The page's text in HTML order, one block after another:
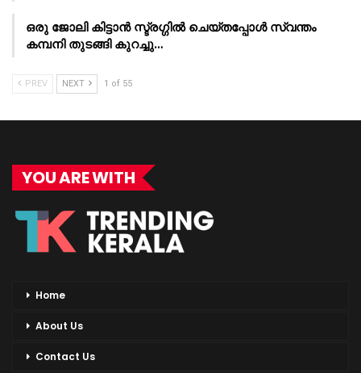
ഒരു ജോലി കിട്ടാൻ സ്ട്രഗ്ഗിൽ ചെയ്തപ്പോൾ സ്വന്തം
കമ്പനി തുടങ്ങി കുറച്ചു…
PREV NEXT 1 of 55
YOU ARE WITH
Home
About Us
Contact Us